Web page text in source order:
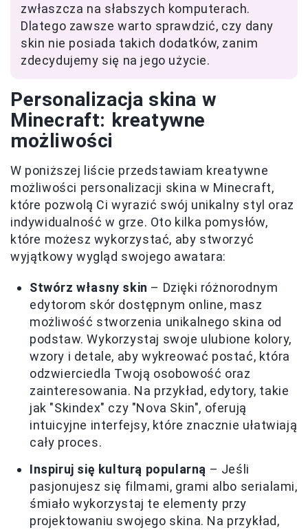
zwłaszcza na słabszych komputerach.
Dlatego zawsze warto sprawdzić, czy dany
skin nie posiada takich dodatków, zanim
zdecydujemy się na jego użycie.
Personalizacja skina w
Minecraft: kreatywne
możliwości
W poniższej liście przedstawiam kreatywne
możliwości personalizacji skina w Minecraft,
które pozwolą Ci wyrazić swój unikalny styl oraz
indywidualność w grze. Oto kilka pomysłów,
które możesz wykorzystać, aby stworzyć
wyjątkowy wygląd swojego awatara:
Stwórz własny skin – Dzięki różnorodnym
edytorom skór dostępnym online, masz
możliwość stworzenia unikalnego skina od
podstaw. Wykorzystaj swoje ulubione kolory,
wzory i detale, aby wykreować postać, która
odzwierciedla Twoją osobowość oraz
zainteresowania. Na przykład, edytory, takie
jak "Skindex" czy "Nova Skin", oferują
intuicyjne interfejsy, które znacznie ułatwiają
cały proces.
Inspiruj się kulturą popularną – Jeśli
pasjonujesz się filmami, grami albo serialami,
śmiało wykorzystaj te elementy przy
projektowaniu swojego skina. Na przykład,